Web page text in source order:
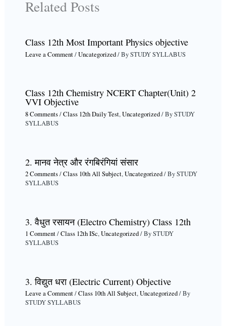
Related Posts
Class 12th Most Important Physics objective
Leave a Comment/Uncategorized/ BySTUDY SYLLABUS
Class 12th Chemistry NCERT Chapter(Unit) 2
VVI Objective
8 Comments/Class 12th Daily Test,Uncategorized/ BySTUDY
SYLLABUS
2. मानव नेत्र और रंगबिरंगियां संसार
2 Comments/Class 10th All Subject,Uncategorized/ BySTUDY
SYLLABUS
3. वैधुत रसायन (Electro Chemistry) Class 12th
1 Comment/Class 12th ISc,Uncategorized/ BySTUDY
SYLLABUS
3. विद्युत धरा (Electric Current) Objective
Leave a Comment/Class 10th All Subject,Uncategorized/ By
STUDY SYLLABUS